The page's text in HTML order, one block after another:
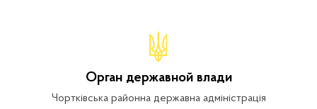
Орган державной влади
Чортківська районна державна адміністрація